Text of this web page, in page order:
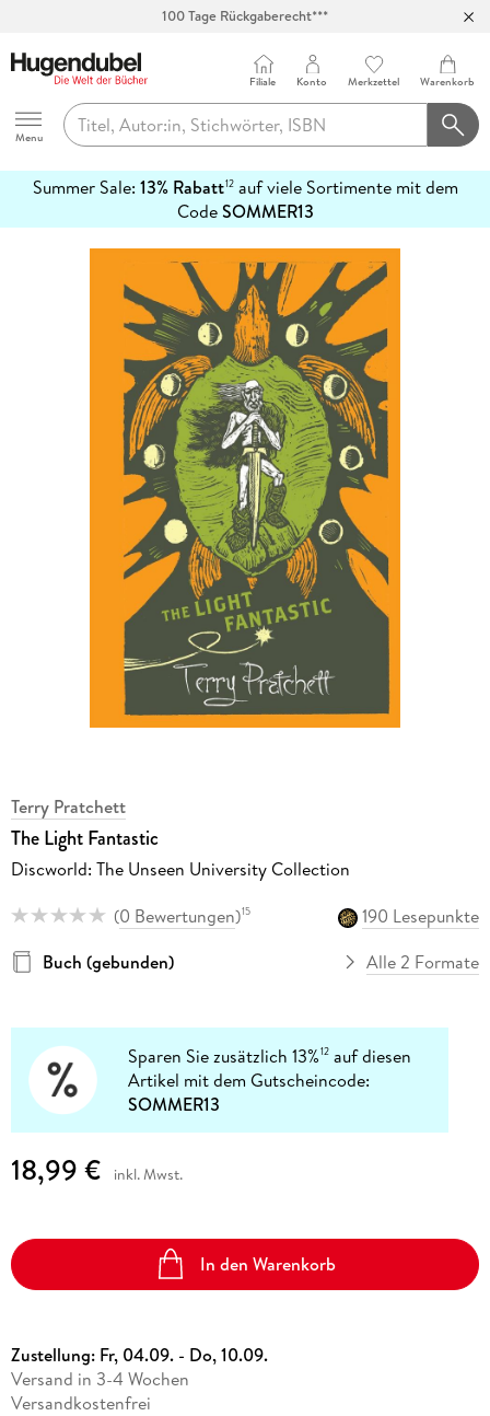
100 Tage Rückgaberecht***
Hugendubel
Menu
Filiale Konto Merkzettel Warenkorb
Summer Sale: 13% Rabatt12auf viele Sortimente mit dem
CodeSOMMER13
erfahren
Terry Pratchett
The Light Fantastic
Discworld: The Unseen University Collection
(0 Bewertungen)15
190 Lesepunkte
Buch (gebunden)
Alle 2 Formate
Sparen Sie zusätzlich 13%12 auf diesen
Artikel mit dem Gutscheincode:
SOMMER13
18,99 € inkl. Mwst.
In den Warenkorb
Zustellung: Fr, 04.09. - Do, 10.09.
Versand in 3-4 Wochen
Versandkostenfrei